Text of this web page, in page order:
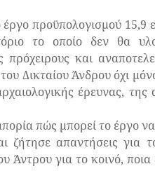
προϋπολογισμού 15,9
το οποίο δεν θα
πρόχειρους και
Δικταίου Άνδρου όχι
έρευνας, της
πώς μπορεί το έργο να
ζήτησε απαντήσεις για
Άντρου για το κοινό,